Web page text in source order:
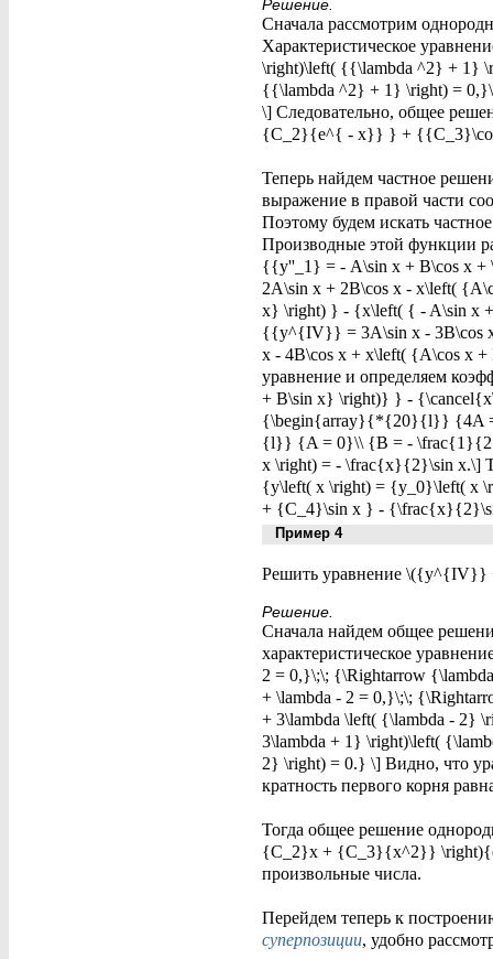
Решение.
Сначала рассмотрим
Характеристическое
\right)\left( {{\lambda ^2} + 1}
{{\lambda ^2} + 1} \right) =
\] Следовательно, общее
{C_2}{e^{ - x}} } + {{C_3}\cos
Теперь найдем частное
выражение в правой части
Поэтому будем искать
Производные этой функции
{{y''_1} = - A\sin x + B\cos x
2A\sin x + 2B\cos x - x\left(
x} \right) } - {x\left( { - A\sin x
{{y^{IV}} = 3A\sin x - 3B\cos
x - 4B\cos x + x\left( {A\cos x
уравнение и определяем
+ B\sin x} \right)} } -
{\begin{array}{*{20}{l}} {4A
{l}} {A = 0}\\ {B = -
x \right) = - \frac{x}{2}\sin x.\]
{y\left( x \right) = {y_0}\left(
+ {C_4}\sin x } -
Пример 4
Решить уравнение
Решение.
Сначала найдем общее
характеристическое
2 = 0,}\;\; {\Rightarrow
+ \lambda - 2 = 0,}\;\;
+ 3\lambda \left( {\lambda - 2}
3\lambda + 1} \right)\left(
2} \right) = 0.} \] Видно, что
кратность первого корня
Тогда общее решение
{C_2}x + {C_3}{x^2}}
произвольные числа.
Перейдем теперь к
суперпозиции, удобно